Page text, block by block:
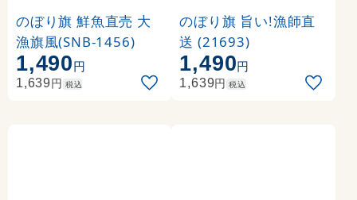
のぼり旗 鮮魚直売 大
漁旗風(SNB-1456)
1,490円
1,639円 税込
のぼり旗 旨い!漁師直
送 (21693)
1,490円
1,639円 税込